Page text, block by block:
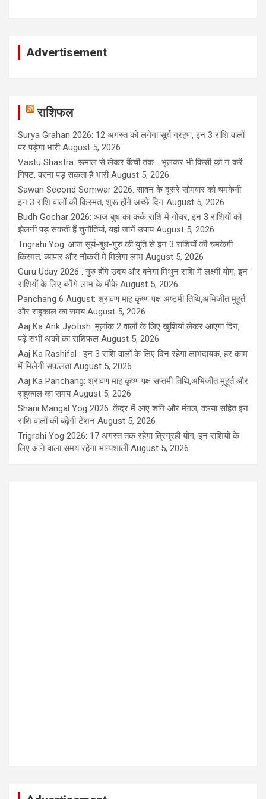
Advertisement
राशिफल
Surya Grahan 2026: 12 अगस्त को लगेगा सूर्य ग्रहण, इन 3 राशि वालों
पर पड़ेगा भारी August 5, 2026
Vastu Shastra: रूमाल से लेकर कैंची तक... भूलकर भी किसी को न करें
गिफ्ट, वरना पड़ सकता है भारी August 5, 2026
Sawan Second Somwar 2026: सावन के दूसरे सोमवार को चमकेगी
इन 3 राशि वालों की किस्मत, शुरू होंगे अच्छे दिन August 5, 2026
Budh Gochar 2026: आज बुध का कर्क राशि में गोचर, इन 3 राशियों को
झेलनी पड़ सकती हैं चुनौतियां, यहां जानें उपाय August 5, 2026
Trigrahi Yog: आज सूर्य-बुध-गुरु की युति से इन 3 राशियों की चमकेगी
किस्मत, व्यापार और नौकरी में मिलेगा लाभ August 5, 2026
Guru Uday 2026 : गुरु होंगे उदय और बनेगा मिथुन राशि में लक्ष्मी योग, इन
राशियों के लिए बनेंगे लाभ के मौके August 5, 2026
Panchang 6 August: श्रावण माह कृष्ण पक्ष अष्टमी तिथि,अभिजीत मुहूर्त
और राहुकाल का समय August 5, 2026
Aaj Ka Ank Jyotish: मूलांक 2 वालों के लिए खुशियां लेकर आएगा दिन,
पढ़ें सभी अंकों का राशिफल August 5, 2026
Aaj Ka Rashifal : इन 3 राशि वालों के लिए दिन रहेगा लाभदायक, हर काम
में मिलेगी सफलता August 5, 2026
Aaj Ka Panchang: श्रावण माह कृष्ण पक्ष सप्तमी तिथि,अभिजीत मुहूर्त और
राहुकाल का समय August 5, 2026
Shani Mangal Yog 2026: केंद्र में आए शनि और मंगल, कन्या सहित इन
राशि वालों की बढ़ेगी टेंशन August 5, 2026
Trigrahi Yog 2026: 17 अगस्त तक रहेगा त्रिग्रही योग, इन राशियों के
लिए आने वाला समय रहेगा भाग्यशाली August 5, 2026